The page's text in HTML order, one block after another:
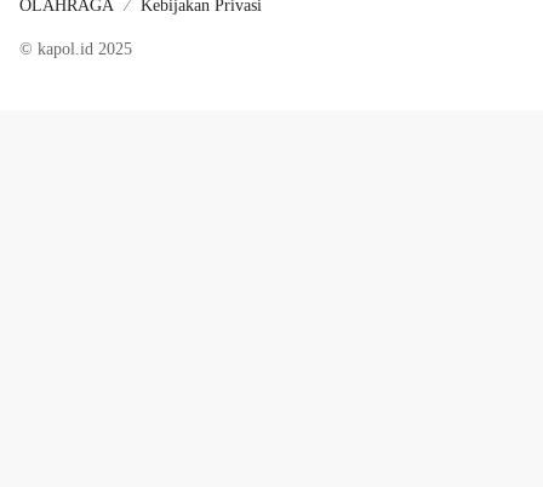
OLAHRAGA
Kebijakan Privasi
© kapol.id 2025